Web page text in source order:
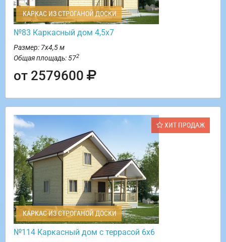
КАРКАС ИЗ СТРОГАНОЙ ДОСКИ
№83 Каркасный дом 4,5х7
Размер: 7х4,5 м
Общая площадь: 572
от 2579600
ХИТ ПРОДАЖ
КАРКАС ИЗ СТРОГАНОЙ ДОСКИ
№114 Каркасный дом с террасой 6х6